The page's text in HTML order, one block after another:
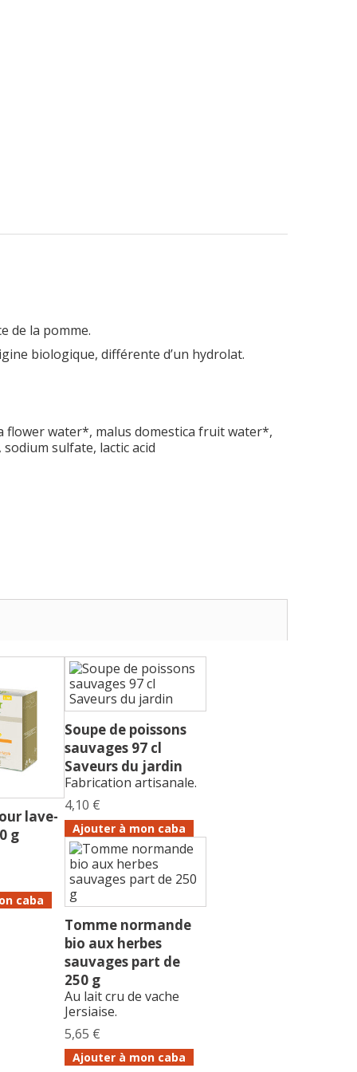
de la pomme.
biologique, différente d’un hydrolat.
flower water*, malus domestica fruit water*,
sulfate, lactic acid
lave-
g
caba
Soupe de poissons
sauvages 97 cl
Saveurs du jardin
Fabrication artisanale.
4,10 €
Ajouter à mon caba
Tomme normande
bio aux herbes
sauvages part de
250 g
Au lait cru de vache
Jersiaise.
5,65 €
Ajouter à mon caba